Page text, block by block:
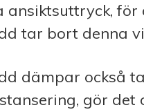
ansiktsuttryck,
tar bort denna
dämpar också
gör